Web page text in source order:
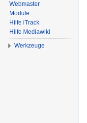
Webmaster
Module
Hilfe iTrack
Hilfe Mediawiki
Werkzeuge